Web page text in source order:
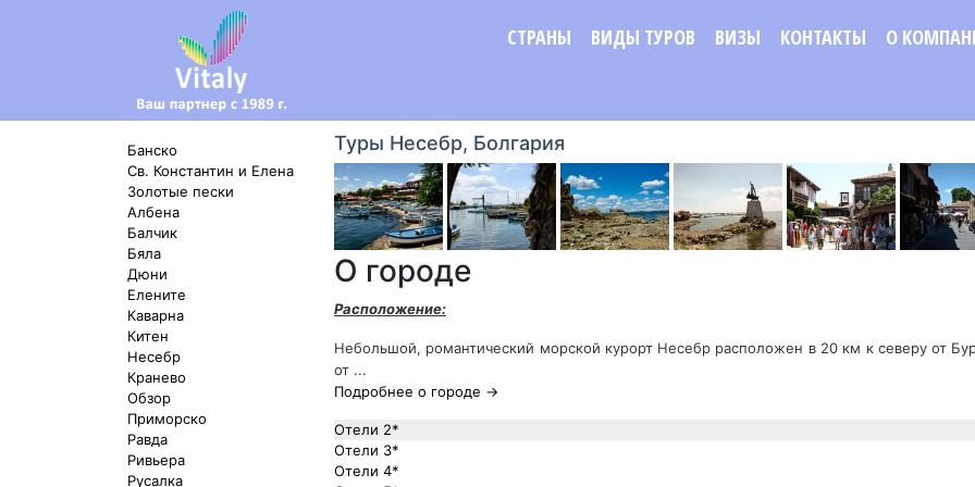
СТРАНЫ ВИДЫ ТУРОВ ВИЗЫ КОНТАКТЫ О
Банско
Св. Константин и Елена
Золотые пески
Албена
Балчик
Бяла
Дюни
Елените
Каварна
Китен
Несебр
Кранево
Обзор
Приморско
Равда
Ривьера
Русалка
Туры Несебр, Болгария
О городе
Расположение:
Небольшой, романтический морской курорт Несебр расположен в 20 км к северу от
от ...
Подробнее о городе →
Отели 2*
Отели 3*
Отели 4*